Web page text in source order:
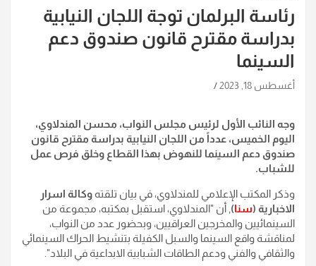
رئاسة البرلمان توجة اللجان النيابية
بدراسة مقترح قانون صندوق دعم
السينما
أغسطس 18, 2023
وجه النائب الأول لرئيس مجلس النواب، محسن المندلاوي،
اليوم الخميس، عدداً من اللجان النيابية بدراسة مقترح قانون
صندوق دعم السينما للنهوض بهذا القطاع وخلق فرص عمل
للشباب.
وذكر المكتب الإعلامي للمندلاوي، في بيان تلقتهوكالة اسرار
الاخبارية (سنا) , أن "المندلاوي، استقبل بمكتبه، مجموعة من
السينمائيين والمخرجين العراقيين، وبحضور عدد من النواب،
لمناقشة واقع السينما والسبل الكفيلة بتنشيط الحراك السينمائي
والثقافي والفني ودعم الطاقات الشبابية الابداعية في البلاد".